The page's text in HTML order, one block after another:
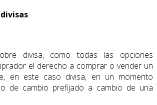
divisa, como todas las opciones
el derecho a comprar o vender un
en este caso divisa, en un momento
de cambio prefijado a cambio de una